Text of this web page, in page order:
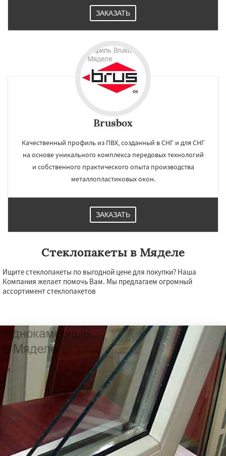
ЗАКАЗАТЬ
Brusbox
Качественный профиль из ПВХ, созданный в СНГ и для СНГ
на основе уникального комплекса передовых технологий
и собственного практического опыта производства
металлопластиковых окон.
ЗАКАЗАТЬ
Стеклопакеты в Мяделе
Ищите стеклопакеты по выгодной цене для покупки? Наша
Компания желает помочь Вам. Мы предлагаем огромный
ассортимент стеклопакетов